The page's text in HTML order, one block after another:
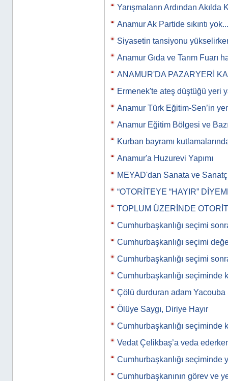
Yarışmaların Ardından Akılda
Anamur Ak Partide sıkıntı
Siyasetin tansiyonu
Anamur Gıda ve Tarım Fuarı
ANAMUR'DA PAZARYERİ
Ermenek'te ateş düştüğü yeri
Anamur Türk Eğitim-Sen’in
Anamur Eğitim Bölgesi ve
Kurban bayramı
Anamur'a Huzurevi Yapımı
MEYAD'dan Sanata ve
“OTORİTEYE “HAYIR”
TOPLUM ÜZERİNDE
Cumhurbaşkanlığı seçimi
Cumhurbaşkanlığı seçimi
Cumhurbaşkanlığı seçimi
Cumhurbaşkanlığı seçiminde
Çölü durduran adam
Ölüye Saygı, Diriye Hayır
Cumhurbaşkanlığı seçiminde
Vedat Çelikbaş’a veda
Cumhurbaşkanlığı seçiminde
Cumhurbaşkanının görev ve